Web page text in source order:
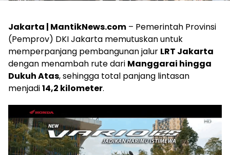
Jakarta | MantikNews.com – Pemerintah Provinsi
(Pemprov) DKI Jakarta memutuskan untuk
memperpanjang pembangunan jalur LRT Jakarta
dengan menambah rute dari Manggarai hingga
Dukuh Atas, sehingga total panjang lintasan
menjadi14,2 kilometer.